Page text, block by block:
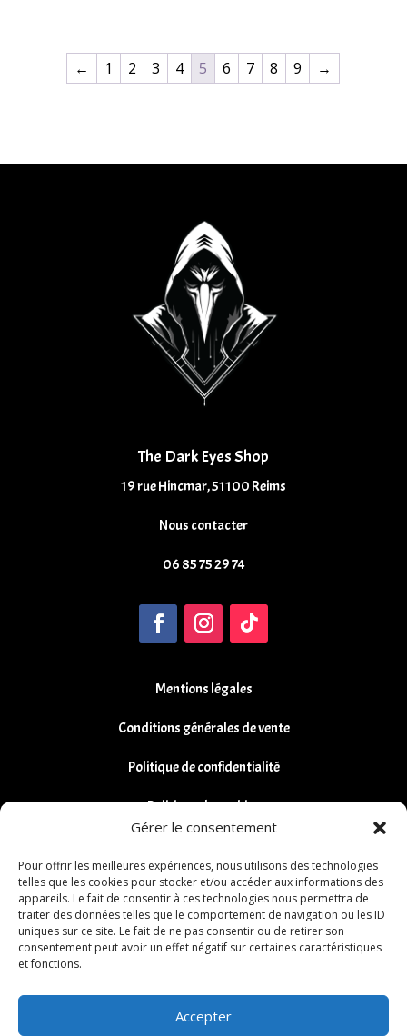
Gérer le consentement
Pour offrir les meilleures expériences, nous utilisons des technologies
telles que les cookies pour stocker et/ou accéder aux informations des
appareils. Le fait de consentir à ces technologies nous permettra de
traiter des données telles que le comportement de navigation ou les ID
uniques sur ce site. Le fait de ne pas consentir ou de retirer son
consentement peut avoir un effet négatif sur certaines caractéristiques
et fonctions.
Accepter
← 1 2 3 4 5 6 7 8 9 →
The Dark Eyes Shop
19 rue Hincmar, 51100 Reims
Nous contacter
06 85 75 29 74
Mentions légales
Conditions générales de vente
Politique de confidentialité
Politique de cookies